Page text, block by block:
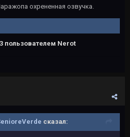
охрененная озвучка.
пользователем Nerot
сказал: